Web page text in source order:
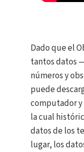
Dado que el
tantos datos
números y
puede
computador y
la cual
datos de los
lugar, los